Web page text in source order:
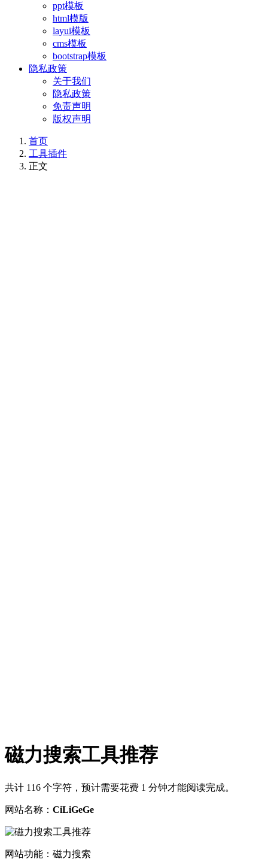
ppt模板
html模版
layui模板
cms模板
bootstrap模板
隐私政策
关于我们
隐私政策
免责声明
版权声明
首页
工具插件
正文
磁力搜索工具推荐
共计 116 个字符，预计需要花费 1 分钟才能阅读完成。
网站名称： CiLiGeGe
网站功能：磁力搜索